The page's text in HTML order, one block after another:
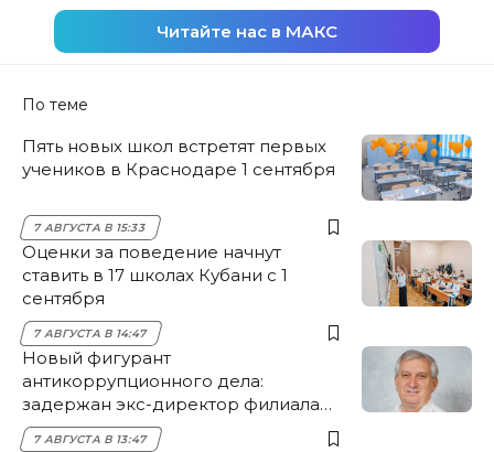
Читайте нас в МАКС
По теме
Пять новых школ встретят первых
учеников в Краснодаре 1 сентября
7 АВГУСТА В 15:33
Оценки за поведение начнут
ставить в 17 школах Кубани с 1
сентября
7 АВГУСТА В 14:47
Новый фигурант
антикоррупционного дела:
задержан экс-директор филиала
НЭСК Крымска
7 АВГУСТА В 13:47